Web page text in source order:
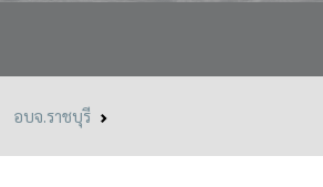
อบจ.ราชบุรี